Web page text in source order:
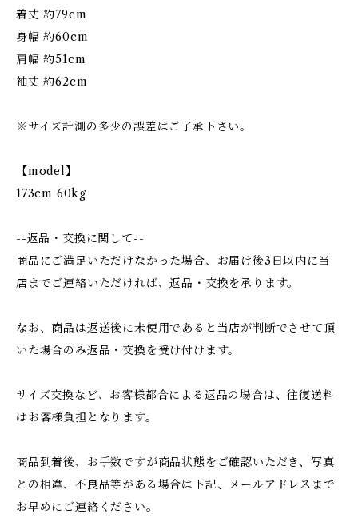
着丈 約79cm
身幅 約60cm
肩幅 約51cm
袖丈 約62cm
※サイズ計測の多少の誤差はご了承下さい。
【model】
173cm 60kg
--返品・交換に関して--
商品にご満足いただけなかった場合、お届け後3日以内に当
店までご連絡いただければ、返品・交換を承ります。
なお、商品は返送後に未使用であると当店が判断でさせて頂
いた場合のみ返品・交換を受け付けます。
サイズ交換など、お客様都合による返品の場合は、往復送料
はお客様負担となります。
商品到着後、お手数ですが商品状態をご確認いただき、写真
との相違、不良品等がある場合は下記、メールアドレスまで
お早めにご連絡ください。